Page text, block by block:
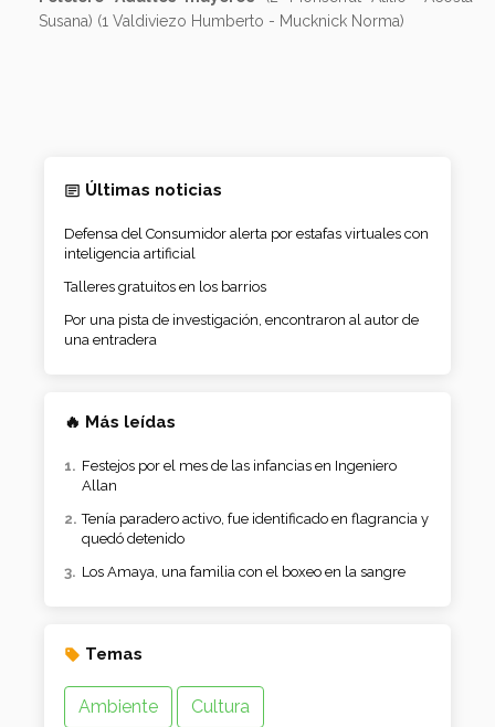
Susana) (1 Valdiviezo Humberto - Mucknick Norma)
Últimas noticias
Defensa del Consumidor alerta por estafas virtuales con
inteligencia artificial
Talleres gratuitos en los barrios
Por una pista de investigación, encontraron al autor de
una entradera
🔥 Más leídas
Festejos por el mes de las infancias en Ingeniero
Allan
Tenía paradero activo, fue identificado en flagrancia y
quedó detenido
Los Amaya, una familia con el boxeo en la sangre
Temas
Ambiente
Cultura